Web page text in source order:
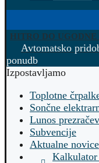
HITRO DO UGODNE
Avtomatsko
ponudb
Izpostavljamo
Toplotne
Sončne
Lunos
Subvencije
Aktualne novice
Kalkulator